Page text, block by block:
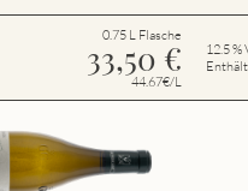
0.75 L Flasche
33,50 €
44.67€/L
12.5 %
Enthält